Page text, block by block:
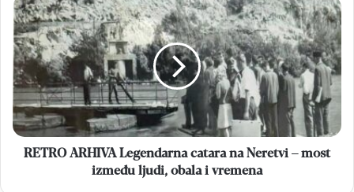
parove
ARHIVA
Legendarna
catara
na
Neretvi
–
most
između
ljudi,
RETRO ARHIVA Legendarna catara na Neretvi – most
između ljudi, obala i vremena